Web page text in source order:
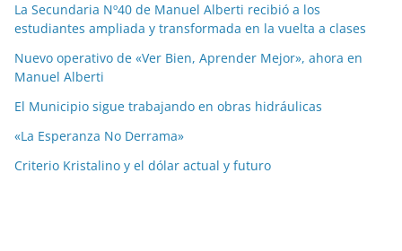
La Secundaria Nº40 de Manuel Alberti recibió a los
estudiantes ampliada y transformada en la vuelta a clases
Nuevo operativo de «Ver Bien, Aprender Mejor», ahora en
Manuel Alberti
El Municipio sigue trabajando en obras hidráulicas
«La Esperanza No Derrama»
Criterio Kristalino y el dólar actual y futuro